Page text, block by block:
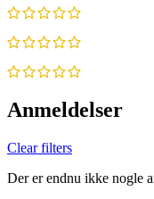
Anmeldelser
Clear filters
Der er endnu ikke nogle